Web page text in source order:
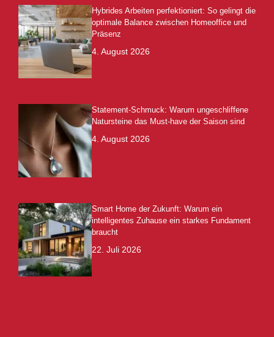
Hybrides Arbeiten perfektioniert: So gelingt die
optimale Balance zwischen Homeoffice und
Präsenz
4. August 2026
Statement-Schmuck: Warum ungeschliffene
Natursteine das Must-have der Saison sind
4. August 2026
Smart Home der Zukunft: Warum ein
intelligentes Zuhause ein starkes Fundament
braucht
22. Juli 2026